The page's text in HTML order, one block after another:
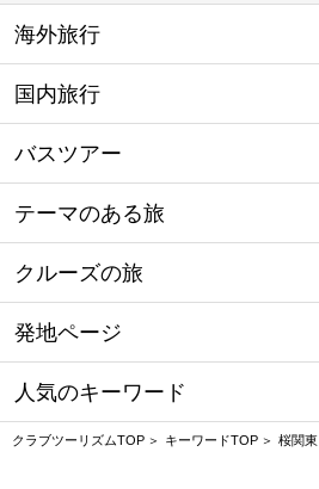
海外旅行
国内旅行
バスツアー
テーマのある旅
クルーズの旅
発地ページ
人気のキーワード
クラブツーリズムTOP キーワードTOP 桜関東